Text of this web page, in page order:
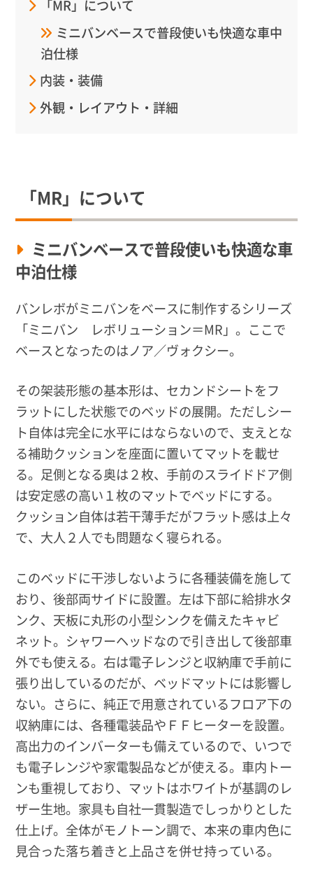
「MR」について
ミニバンベースで普段使いも快適な車中
泊仕様
内装・装備
外観・レイアウト・詳細
「MR」について
ミニバンベースで普段使いも快適な車
中泊仕様
バンレボがミニバンをベースに制作するシリーズ
「ミニバン レボリューション＝MR」。ここで
ベースとなったのはノア／ヴォクシー。
その架装形態の基本形は、セカンドシートをフ
ラットにした状態でのベッドの展開。ただしシー
ト自体は完全に水平にはならないので、支えとな
る補助クッションを座面に置いてマットを載せ
る。足側となる奥は２枚、手前のスライドドア側
は安定感の高い１枚のマットでベッドにする。
クッション自体は若干薄手だがフラット感は上々
で、大人２人でも問題なく寝られる。
このベッドに干渉しないように各種装備を施して
おり、後部両サイドに設置。左は下部に給排水タ
ンク、天板に丸形の小型シンクを備えたキャビ
ネット。シャワーヘッドなので引き出して後部車
外でも使える。右は電子レンジと収納庫で手前に
張り出しているのだが、ベッドマットには影響し
ない。さらに、純正で用意されているフロア下の
収納庫には、各種電装品やＦＦヒーターを設置。
高出力のインバーターも備えているので、いつで
も電子レンジや家電製品などが使える。車内トー
ンも重視しており、マットはホワイトが基調のレ
ザー生地。家具も自社一貫製造でしっかりとした
仕上げ。全体がモノトーン調で、本来の車内色に
見合った落ち着きと上品さを併せ持っている。